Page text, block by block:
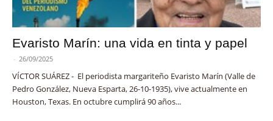
Evaristo Marín: una vida en tinta y papel
- 26/09/2025
VÍCTOR SUÁREZ - El periodista margariteño Evaristo Marín (Valle de
Pedro González, Nueva Esparta, 26-10-1935), vive actualmente en
Houston, Texas. En octubre cumplirá 90 años...